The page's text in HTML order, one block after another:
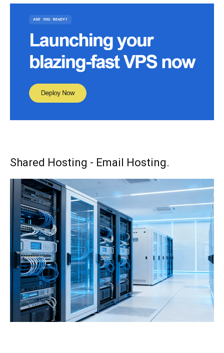
Shared Hosting - Email Hosting.